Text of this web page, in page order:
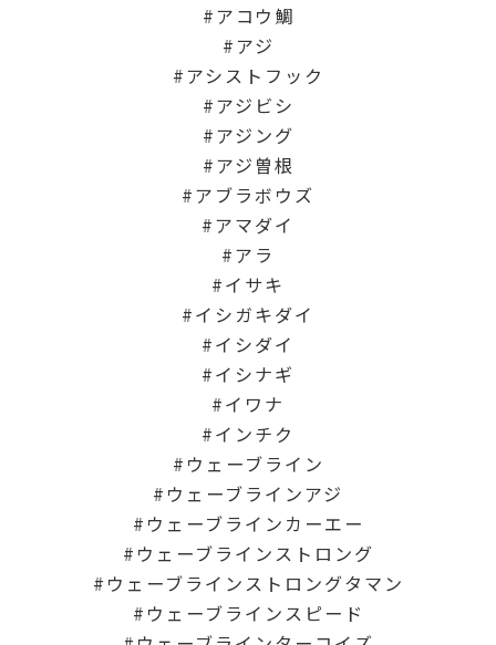
アコウ鯛
アジ
アシストフック
アジビシ
アジング
アジ曽根
アブラボウズ
アマダイ
アラ
イサキ
イシガキダイ
イシダイ
イシナギ
イワナ
インチク
ウェーブライン
ウェーブラインアジ
ウェーブラインカーエー
ウェーブラインストロング
ウェーブラインストロングタマン
ウェーブラインスピード